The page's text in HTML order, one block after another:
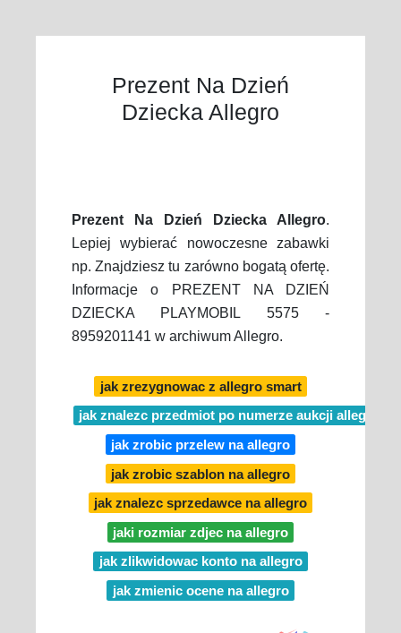
Prezent Na Dzień
Dziecka Allegro
Prezent Na Dzień Dziecka Allegro.
Lepiej wybierać nowoczesne zabawki
np. Znajdziesz tu zarówno bogatą ofertę.
Informacje o PREZENT NA DZIEŃ
DZIECKA PLAYMOBIL 5575 -
8959201141 w archiwum Allegro.
jak zrezygnowac z allegro smart
jak znalezc przedmiot po numerze aukcji allegro
jak zrobic przelew na allegro
jak zrobic szablon na allegro
jak znalezc sprzedawce na allegro
jaki rozmiar zdjec na allegro
jak zlikwidowac konto na allegro
jak zmienic ocene na allegro